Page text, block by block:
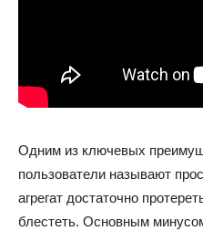
Одним из ключевых
пользователи называют
агрегат достаточно
блестеть. Основным